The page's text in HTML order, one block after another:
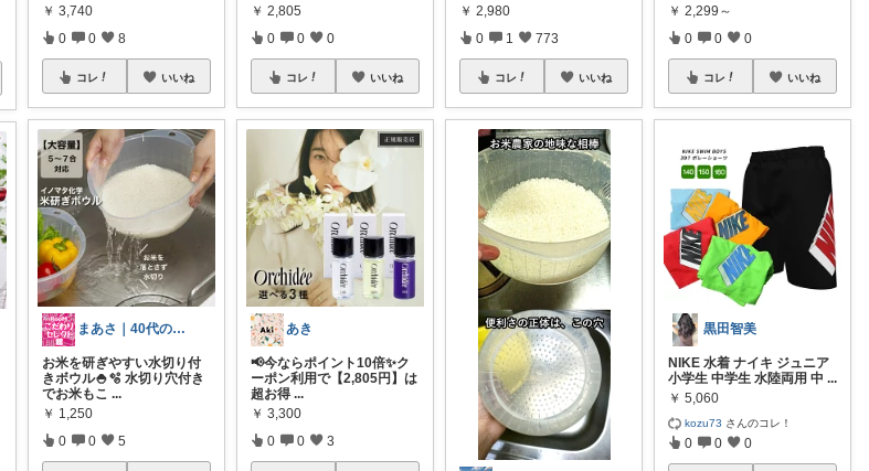
￥ 3,740
0 0 8
コレ いいね
まあさ｜40代のこだわりセレクト
お米を研ぎやすい水切り付
きボウル🍚🫧 水切り穴付き
でお米もこ ...
￥ 1,250
0 0 5
￥ 2,805
0 0 0
コレ いいね
あき
📢今ならポイント10倍✨ク
ーポン利用で【2,805円】は
超お得 ...
￥ 3,300
0 0 3
￥ 2,980
0 1 773
コレ いいね
￥ 2,299～
0 0 0
コレ いいね
黒田智美
NIKE 水着 ナイキ ジュニア
小学生 中学生 水陸両用 中 ...
￥ 5,060
kozu73 さんのコレ！
0 0 0